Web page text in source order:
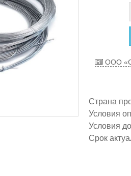
ООО
Страна
Условия
Условия
Срок